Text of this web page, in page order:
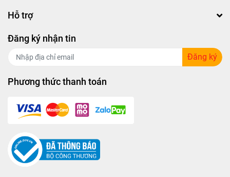
Hỗ trợ
Đăng ký nhận tin
Đăng ký
Phương thức thanh toán